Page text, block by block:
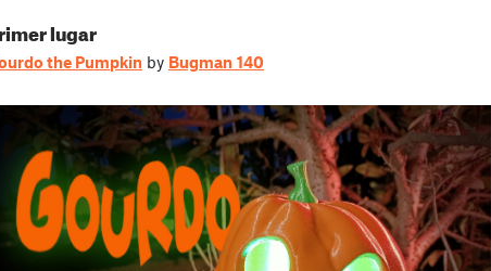
lugar
the Pumpkin by Bugman_140